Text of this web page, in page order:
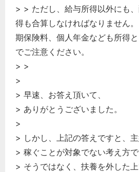
> > ただし、給与所得以外にも
得も合算しなければなりません
期保険料、個人年金なども所得
でご注意ください。
> >
>
> 早速、お答え頂いて、
> ありがとうございました。
>
> しかし、上記の答えですと、
> 稼ぐことが対象でない考え方で
> そうではなく、扶養を外した